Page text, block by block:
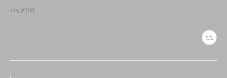
バッグ(12)